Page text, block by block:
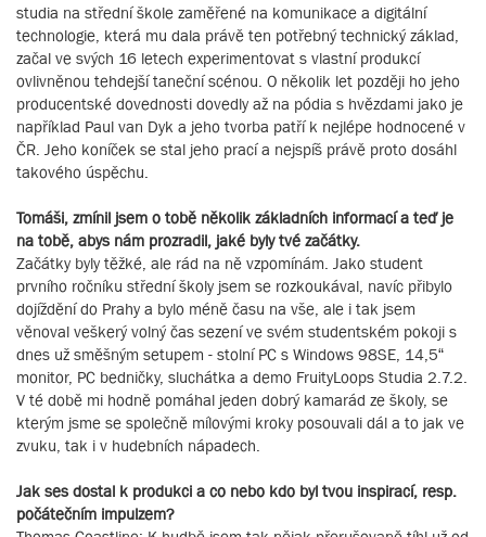
studia na střední škole zaměřené na komunikace a digitální
technologie, která mu dala právě ten potřebný technický základ,
začal ve svých 16 letech experimentovat s vlastní produkcí
ovlivněnou tehdejší taneční scénou. O několik let později ho jeho
producentské dovednosti dovedly až na pódia s hvězdami jako je
například Paul van Dyk a jeho tvorba patří k nejlépe hodnocené v
ČR. Jeho koníček se stal jeho prací a nejspíš právě proto dosáhl
takového úspěchu.
Tomáši, zmínil jsem o tobě několik základních informací a teď je
na tobě, abys nám prozradil, jaké byly tvé začátky.
Začátky byly těžké, ale rád na ně vzpomínám. Jako student
prvního ročníku střední školy jsem se rozkoukával, navíc přibylo
dojíždění do Prahy a bylo méně času na vše, ale i tak jsem
věnoval veškerý volný čas sezení ve svém studentském pokoji s
dnes už směšným setupem - stolní PC s Windows 98SE, 14,5“
monitor, PC bedničky, sluchátka a demo FruityLoops Studia 2.7.2.
V té době mi hodně pomáhal jeden dobrý kamarád ze školy, se
kterým jsme se společně mílovými kroky posouvali dál a to jak ve
zvuku, tak i v hudebních nápadech.
Jak ses dostal k produkci a co nebo kdo byl tvou inspirací, resp.
počátečním impulzem?